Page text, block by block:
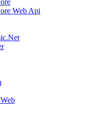
Web Api